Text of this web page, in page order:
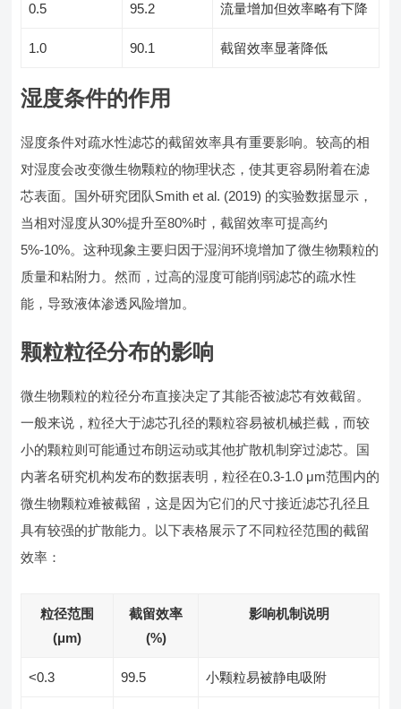
0.5 95.2 流量增加但效率略有下降
1.0 90.1 截留效率显著降低
湿度条件的作用
湿度条件对疏水性滤芯的截留效率具有重要影响。较高的相
对湿度会改变微生物颗粒的物理状态，使其更容易附着在滤
芯表面。国外研究团队Smith et al. (2019) 的实验数据显示，
当相对湿度从30%提升至80%时，截留效率可提高约
5%-10%。这种现象主要归因于湿润环境增加了微生物颗粒的
质量和粘附力。然而，过高的湿度可能削弱滤芯的疏水性
能，导致液体渗透风险增加。
颗粒粒径分布的影响
微生物颗粒的粒径分布直接决定了其能否被滤芯有效截留。
一般来说，粒径大于滤芯孔径的颗粒容易被机械拦截，而较
小的颗粒则可能通过布朗运动或其他扩散机制穿过滤芯。国
内著名研究机构发布的数据表明，粒径在0.3-1.0 μm范围内的
微生物颗粒难被截留，这是因为它们的尺寸接近滤芯孔径且
具有较强的扩散能力。以下表格展示了不同粒径范围的截留
效率：
粒径范围
(μm)
截留效率
(%)
影响机制说明
<0.3 99.5 小颗粒易被静电吸附